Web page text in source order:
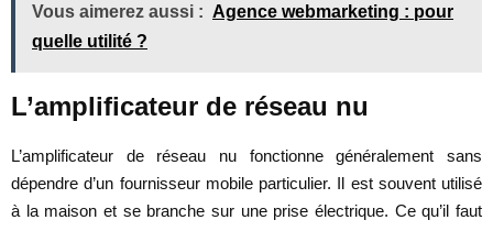
Vous aimerez aussi : Agence webmarketing : pour
quelle utilité ?
L’amplificateur de réseau nu
L’amplificateur de réseau nu fonctionne généralement sans
dépendre d’un fournisseur mobile particulier. Il est souvent utilisé
à la maison et se branche sur une prise électrique. Ce qu’il faut